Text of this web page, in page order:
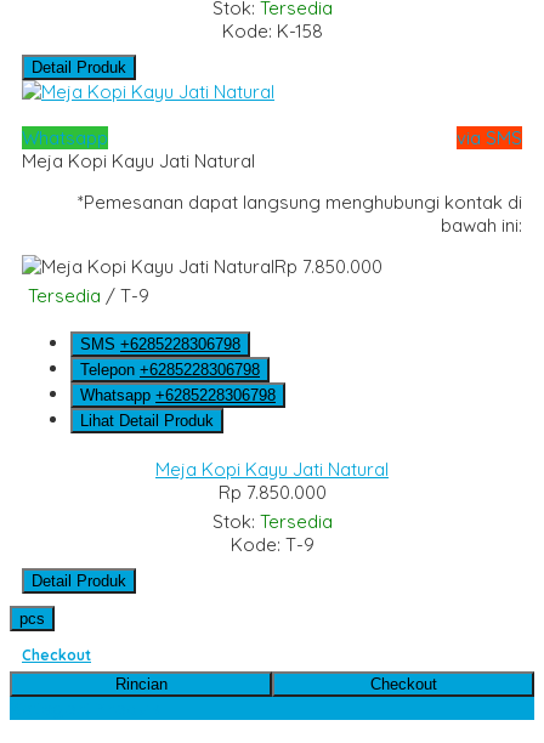
Stok: Tersedia
Kode: K-158
Detail Produk
Whatsapp
via SMS
Meja Kopi Kayu Jati Natural
*Pemesanan dapat langsung menghubungi kontak di
bawah ini:
Rp 7.850.000
Tersedia / T-9
SMS +6285228306798
Telepon +6285228306798
Whatsapp +6285228306798
Lihat Detail Produk
Meja Kopi Kayu Jati Natural
Rp 7.850.000
Stok: Tersedia
Kode: T-9
Detail Produk
pcs
Checkout
Rincian
Checkout